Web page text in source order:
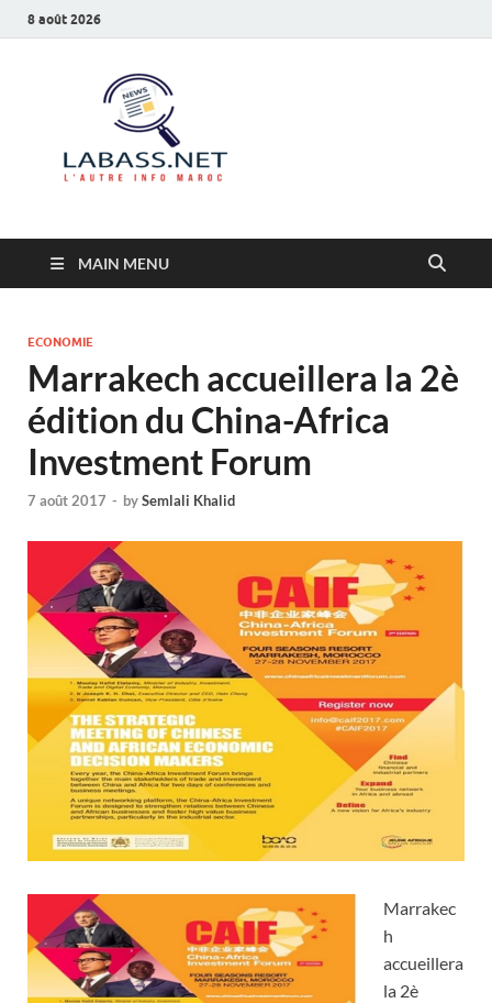
8 août 2026
MAIN MENU
ECONOMIE
Marrakech accueillera la 2è
édition du China-Africa
Investment Forum
7 août 2017 - bySemlali Khalid
Marrakec
h
accueillera
la 2è